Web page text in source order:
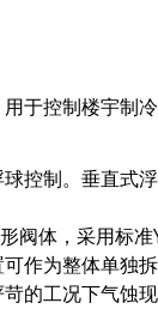
于控制楼宇制
控制。垂直式
阀体，采用标
作为整体单独
的工况下气蚀